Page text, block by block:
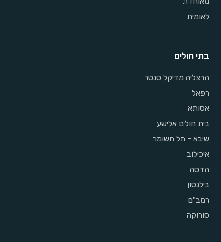
לאומית
בתי חולים
הרצליה מדיקל סנטר
רפאל
אסותא
בית חולים אלישע
שיבא - תל השומר
איכילוב
הדסה
בילנסון
רמב"ם
סורוקה